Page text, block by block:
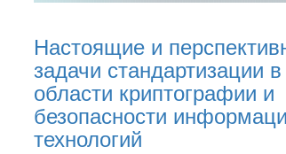
Настоящие и
задачи стандартизации в
области криптографии и
безопасности
технологий